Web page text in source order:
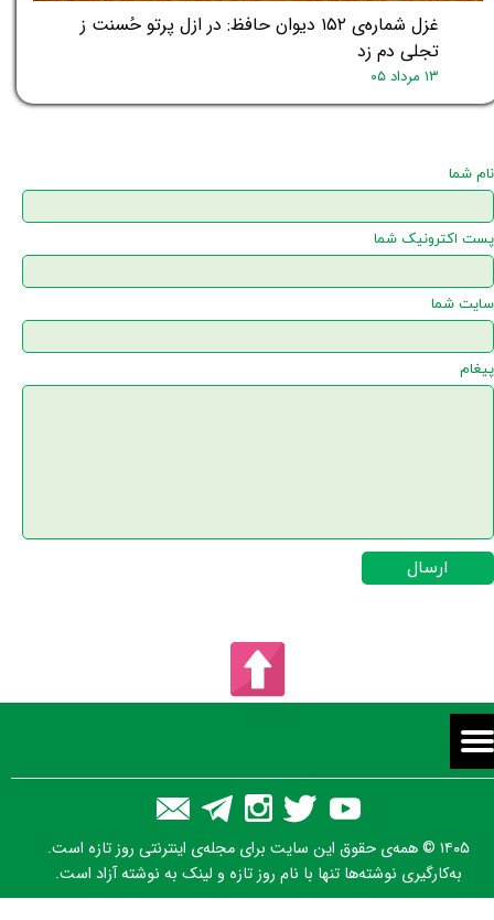
غزل شماره‌ی ۱۵۲ دیوان حافظ: در ازل پرتو حُسنت ز
تجلی دم زد
۱۳ مرداد ۰۵
نام شما
پست اکترونیک شما
سایت شما
پیغام
ارسال
۱۴۰۵ © همه‌ی حقوق این سایت برای مجله‌ی اینترنتی روز تازه است.
به‌کارگیری نوشته‌ها تنها با نام روز تازه و لینک به نوشته آزاد است.